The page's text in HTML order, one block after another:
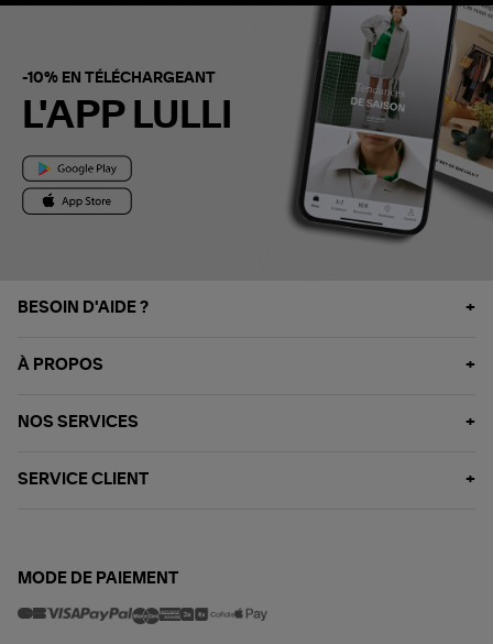
-10% EN TÉLÉCHARGEANT
L'APP LULLI
BESOIN D'AIDE ?
À PROPOS
NOS SERVICES
SERVICE CLIENT
MODE DE PAIEMENT